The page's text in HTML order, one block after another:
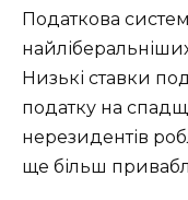
Податкова
Низькі ставки
податку на
нерезидентів
ще більш